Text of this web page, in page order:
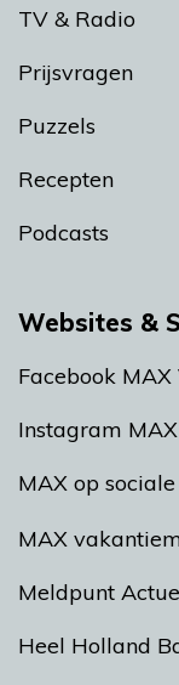
TV & Radio
Prijsvragen
Puzzels
Recepten
Podcasts
Websites &
Facebook
Instagram
MAX op
MAX
Meldpunt
Heel Holland